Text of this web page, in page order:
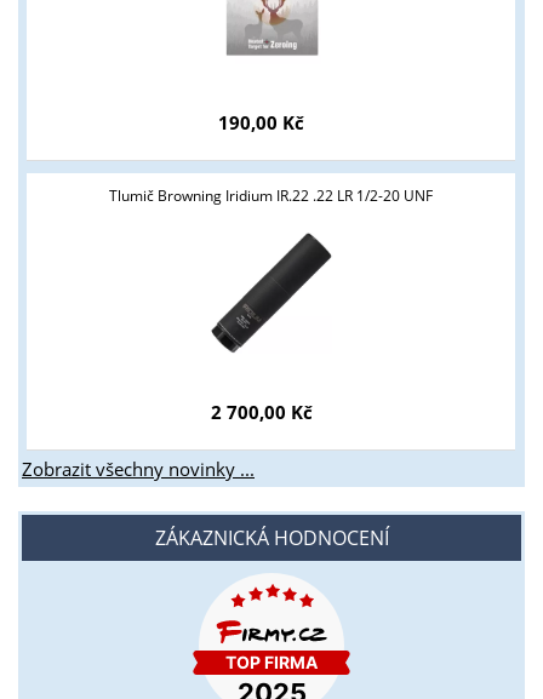
190,00 Kč
Tlumič Browning Iridium IR.22 .22 LR 1/2-20 UNF
2 700,00 Kč
Zobrazit všechny novinky ...
ZÁKAZNICKÁ HODNOCENÍ